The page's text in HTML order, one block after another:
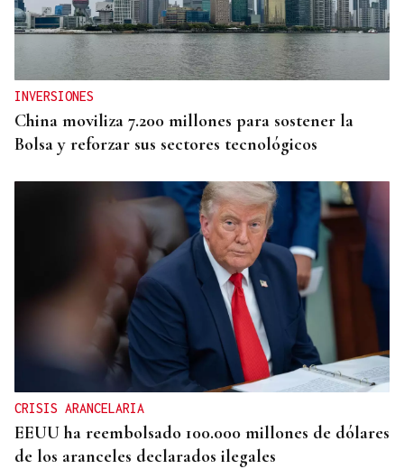
INVERSIONES
China moviliza 7.200 millones para sostener la
Bolsa y reforzar sus sectores tecnológicos
CRISIS ARANCELARIA
EEUU ha reembolsado 100.000 millones de dólares
de los aranceles declarados ilegales